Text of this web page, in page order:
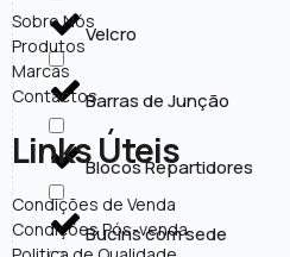
Velcro
Barras de Junção
Blocos Repartidores
Bucins com sede
Sobre Nós
Produtos
Marcas
Contactos
Links Úteis
Condições de Venda
Condições Pós-venda